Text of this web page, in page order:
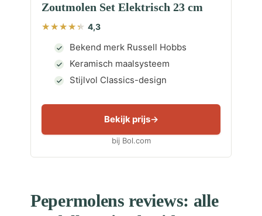
Zoutmolen Set Elektrisch 23 cm
4,3
Bekend merk Russell Hobbs
Keramisch maalsysteem
Stijlvol Classics-design
Bekijk prijs
bij Bol.com
Pepermolens reviews: alle